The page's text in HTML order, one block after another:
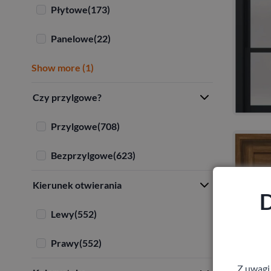
Płytowe(173)
Panelowe(22)
Show more (1)
Czy przylgowe?
Przylgowe(708)
Bezprzylgowe(623)
Kierunek otwierania
Lewy(552)
Prawy(552)
Z